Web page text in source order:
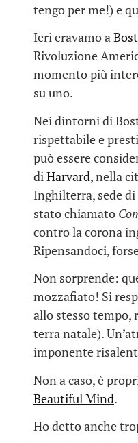
tengo per me!) e
Ieri eravamo a
Rivoluzione
momento più
su uno.
Nei dintorni di
rispettabile e
può essere
diHarvard, nella
Inghilterra, sede di
stato chiamato
contro la corona
Ripensandoci,
Non sorprende:
mozzafiato! Si
allo stesso
terra natale).
imponente
Non a caso, è
Beautiful Mind.
Ho detto anche